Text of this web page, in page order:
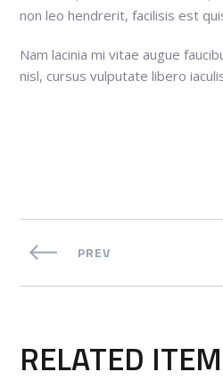
non leo hendrerit, facilisis est
Nam lacinia mi vitae augue
nisl, cursus vulputate libero
PREV
RELATED